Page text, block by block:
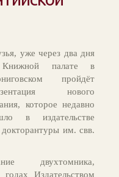
уже через два дня
палате в
пройдёт
нового
которое недавно
в издательстве
им. свв.
двухтомника,
Издательством